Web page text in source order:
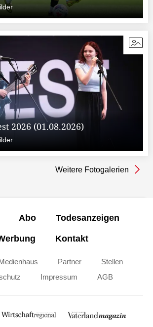
2026 (01.08.2026)
Weitere Fotogalerien
Abo Todesanzeigen
Kontakt
Partner
Stellen
Impressum AGB